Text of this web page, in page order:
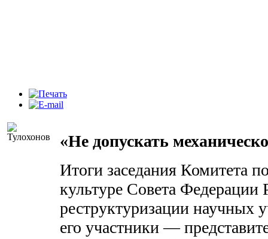
«Не допускать
Итоги заседания Комитета
культуре Совета
реструктуризации научных
его участники —